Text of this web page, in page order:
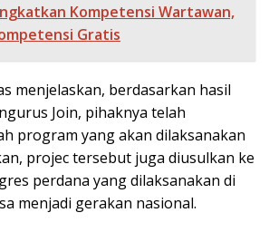
Kompetensi Wartawan,
Gratis
menjelaskan, berdasarkan hasil
Join, pihaknya telah
program yang akan dilaksanakan
projec tersebut juga diusulkan ke
perdana yang dilaksanakan di
menjadi gerakan nasional.